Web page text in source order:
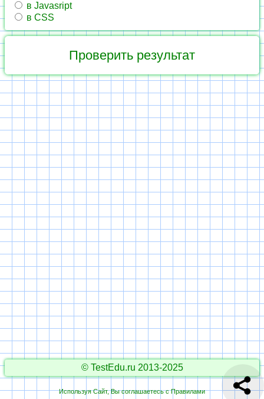
в Javasript
в CSS
© TestEdu.ru 2013-2025
Используя Сайт, Вы соглашаетесь сПравилами